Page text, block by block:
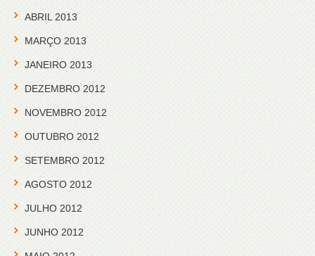
ABRIL 2013
MARÇO 2013
JANEIRO 2013
DEZEMBRO 2012
NOVEMBRO 2012
OUTUBRO 2012
SETEMBRO 2012
AGOSTO 2012
JULHO 2012
JUNHO 2012